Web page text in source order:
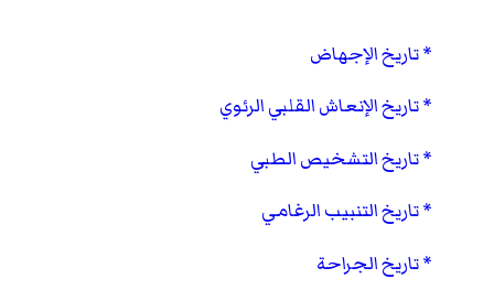
تاريخ الإجهاض
تاريخ الإنعاش القلبي الرئوي
تاريخ التشخيص الطبي
تاريخ التنبيب الرغامي
تاريخ الجراحة